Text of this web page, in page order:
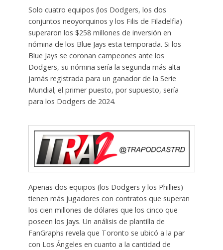
Solo cuatro equipos (los Dodgers, los dos
conjuntos neoyorquinos y los Filis de Filadelfia)
superaron los $258 millones de inversión en
nómina de los Blue Jays esta temporada. Si los
Blue Jays se coronan campeones ante los
Dodgers, su nómina sería la segunda más alta
jamás registrada para un ganador de la Serie
Mundial; el primer puesto, por supuesto, sería
para los Dodgers de 2024.
Apenas dos equipos (los Dodgers y los Phillies)
tienen más jugadores con contratos que superan
los cien millones de dólares que los cinco que
poseen los Jays. Un análisis de plantilla de
FanGraphs revela que Toronto se ubicó a la par
con Los Ángeles en cuanto a la cantidad de